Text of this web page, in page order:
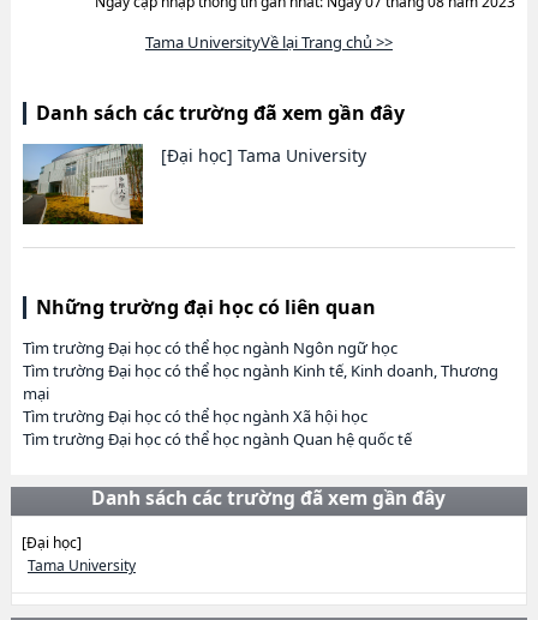
Tama UniversityVề lại Trang chủ >>
Danh sách các trường đã xem gần đây
[Đại học] Tama University
Những trường đại học có liên quan
Tìm trường Đại học có thể học ngành Ngôn ngữ học
Tìm trường Đại học có thể học ngành Kinh tế, Kinh doanh, Thương
mại
Tìm trường Đại học có thể học ngành Xã hội học
Tìm trường Đại học có thể học ngành Quan hệ quốc tế
Danh sách các trường đã xem gần đây
[Đại học]
Tama University